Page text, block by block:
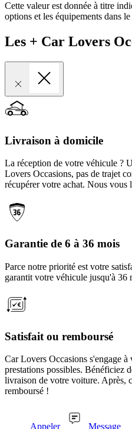
Cette valeur est donnée à titre
options et les équipements dans
Les + Car Lovers
Livraison à domicile
La réception de votre véhicule ?
Lovers Occasions, pas de trajet
récupérer votre achat. Nous vous
Garantie de 6 à 36 mois
Parce notre priorité est votre
garantit votre véhicule jusqu'à 36
Satisfait ou remboursé
Car Lovers Occasions s'engage
prestations possibles. Bénéficiez
livraison de votre voiture. Après,
remboursé !
Appeler
Message